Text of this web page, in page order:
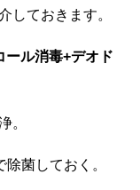
しておきます。
ール消毒+デオド
。
菌しておく。